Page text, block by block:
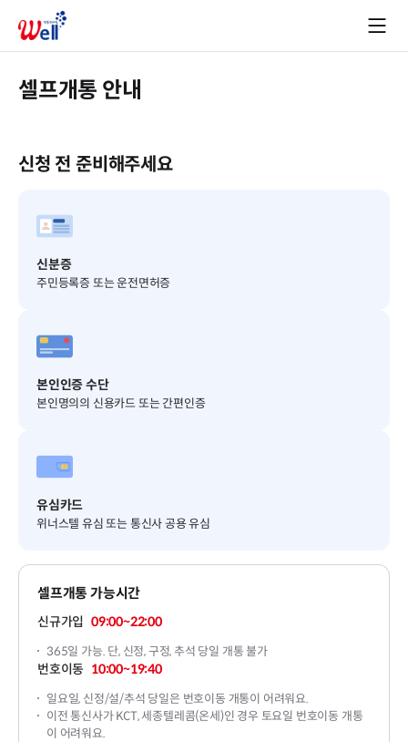
셀프개통 안내
신청 전 준비해주세요
신분증
주민등록증 또는 운전면허증
본인인증 수단
본인명의의 신용카드 또는 간편인증
유심카드
위너스텔 유심 또는 통신사 공용 유심
셀프개통 가능시간
신규가입 09:00~22:00
365일 가능. 단, 신정, 구정, 추석 당일 개통 불가
번호이동 10:00~19:40
일요일, 신정/설/추석 당일은 번호이동 개통이 어려워요.
이전 통신사가 KCT, 세종텔레콤(온세)인 경우 토요일 번호이동 개통
이 어려워요.